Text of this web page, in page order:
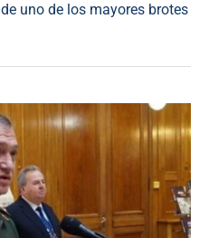
uno de los mayores brotes